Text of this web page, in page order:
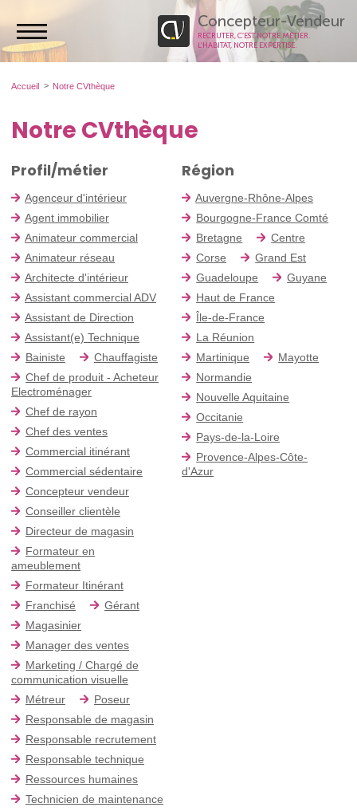
Concepteur-Vendeur
RECRUTER, C’EST NOTRE MÉTIER.
L’HABITAT, NOTRE EXPERTISE.
Accueil Notre CVthèque
Notre CVthèque
Profil/métier
Agenceur d'intérieur
Agent immobilier
Animateur commercial
Animateur réseau
Architecte d'intérieur
Assistant commercial ADV
Assistant de Direction
Assistant(e) Technique
Bainiste
Chauffagiste
Chef de produit - Acheteur
Electroménager
Chef de rayon
Chef des ventes
Commercial itinérant
Commercial sédentaire
Concepteur vendeur
Conseiller clientèle
Directeur de magasin
Formateur en
ameublement
Formateur Itinérant
Franchisé
Gérant
Magasinier
Manager des ventes
Marketing / Chargé de
communication visuelle
Métreur
Poseur
Responsable de magasin
Responsable recrutement
Responsable technique
Ressources humaines
Technicien de maintenance
Région
Auvergne-Rhône-Alpes
Bourgogne-France Comté
Bretagne
Centre
Corse
Grand Est
Guadeloupe
Guyane
Haut de France
Île-de-France
La Réunion
Martinique
Mayotte
Normandie
Nouvelle Aquitaine
Occitanie
Pays-de-la-Loire
Provence-Alpes-Côte-
d'Azur